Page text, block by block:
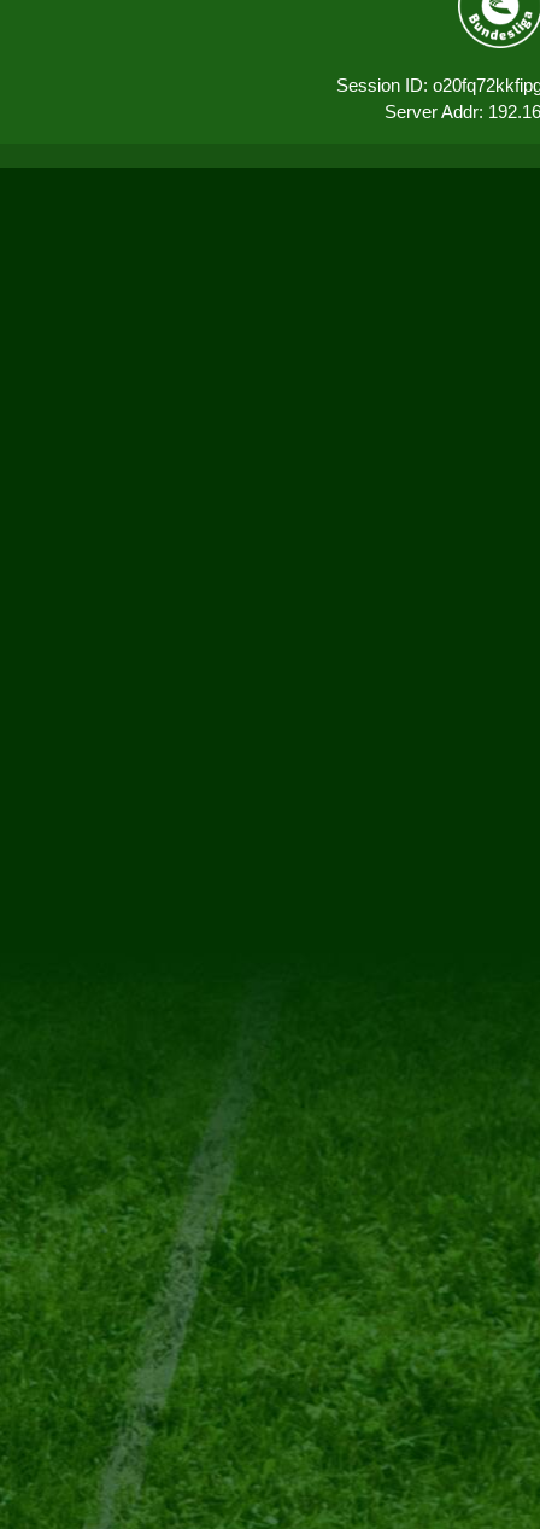
Session ID:
Server Addr: